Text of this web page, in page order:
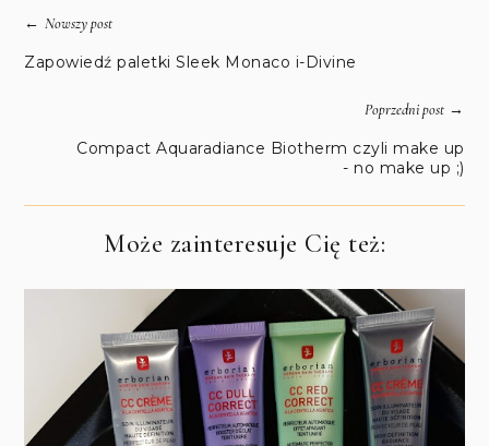
←Nowszy post
Zapowiedź paletki Sleek Monaco i-Divine
Poprzedni post→
Compact Aquaradiance Biotherm czyli make up
- no make up ;)
Może zainteresuje Cię też: